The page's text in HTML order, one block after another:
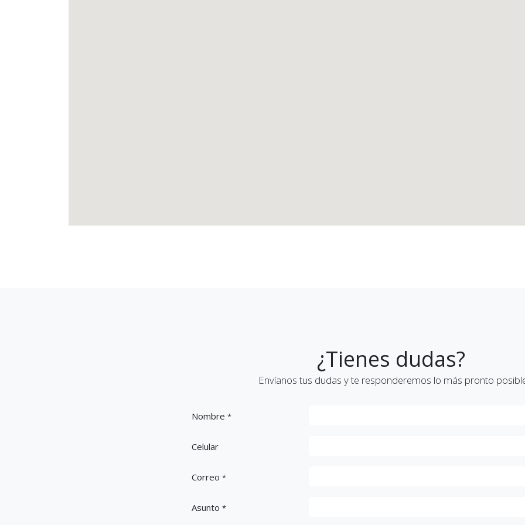
¿Tienes dudas?
Envíanos tus dudas y te responderemos lo más pronto
Nombre *
Celular
Correo *
Asunto *